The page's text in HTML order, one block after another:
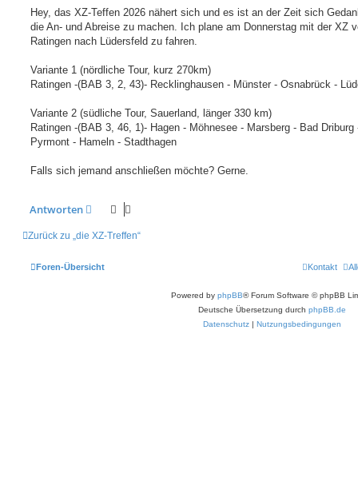
i
r
a
Hey, das XZ-Teffen 2026 nähert sich und es ist an der Zeit sich
die An- und Abreise zu machen. Ich plane am Donnerstag mit der XZ
Ratingen nach Lüdersfeld zu fahren.
Variante 1 (nördliche Tour, kurz 270km)
Ratingen -(BAB 3, 2, 43)- Recklinghausen - Münster - Osnabrück -
Variante 2 (südliche Tour, Sauerland, länger 330 km)
Ratingen -(BAB 3, 46, 1)- Hagen - Möhnesee - Marsberg - Bad Driburg
Pyrmont - Hameln - Stadthagen
Falls sich jemand anschließen möchte? Gerne.
Antworten
Zurück zu „die XZ-Treffen“
Foren-Übersicht Kontakt
Powered by phpBB® Forum Software © phpBB
Deutsche Übersetzung durch phpBB.de
Datenschutz | Nutzungsbedingungen